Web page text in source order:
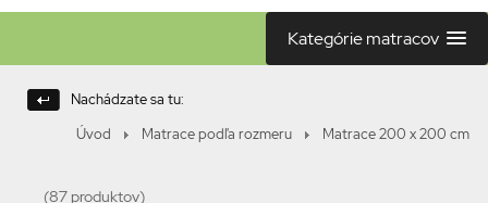
Kategórie matracov
Nachádzate sa tu:
Úvod
Matrace podľa rozmeru Matrace 200 x 200 cm
(87 produktov)